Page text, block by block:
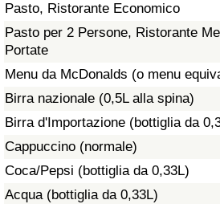
Pasto, Ristorante Economico
Pasto per 2 Persone, Ristorante
Portate
Menu da McDonalds (o menu
Birra nazionale (0,5L alla spina)
Birra d'Importazione (bottiglia da
Cappuccino (normale)
Coca/Pepsi (bottiglia da 0,33L)
Acqua (bottiglia da 0,33L)
Indice del Costo della Vita per
ad Aqaba
Indice del Prezzo delle Case per
Indice della qualità della vita per
Criminalità
Indice del Tasso di Criminalità
Indice della Criminalità
Indice di criminalità per paese